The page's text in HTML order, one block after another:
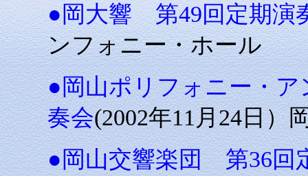
●岡大響 第49回定期演
ンフォニー・ホール
●岡山ポリフォニー・ア
奏会(2002年11月24日）
●岡山交響楽団 第36回